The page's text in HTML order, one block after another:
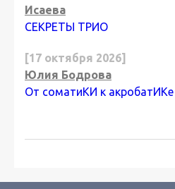
Исаева
СЕКРЕТЫ ТРИО
[17 октября 2026]
Юлия Бодрова
От соматиКИ к акробатИКе